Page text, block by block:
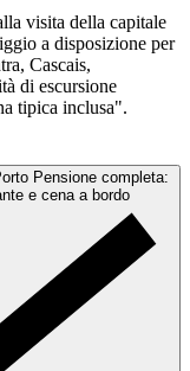
visita della capitale
a disposizione per
Cascais,
di escursione
tipica inclusa".
Pensione completa:
e cena a bordo